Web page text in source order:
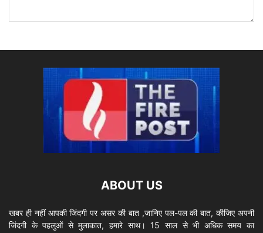
ABOUT US
खबर ही नहीं आपकी जिंदगी पर असर की बात ,जानिए पल-पल की बात, कीजिए अपनी
जिंदगी के पहलुओं से मुलाकात, हमारे साथ। 15 साल से भी अधिक समय का